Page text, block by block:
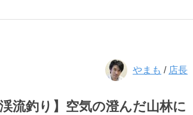
やまも / 店長
渓流釣り】空気の澄んだ山林に